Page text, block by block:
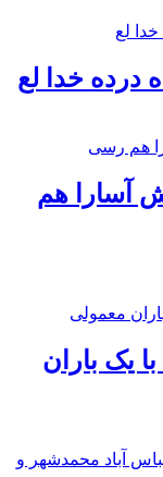
درده خدا لع
آسارا هم
یک باران